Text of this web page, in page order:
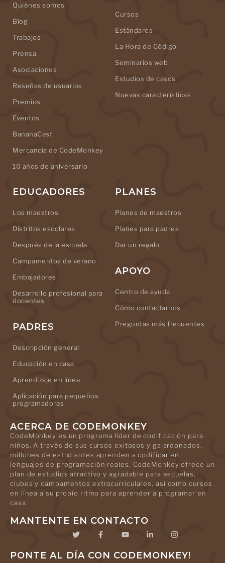
Quiénes somos
Blog
Trabajos
Prensa
Asociaciones
Reseñas de usuarios
Premios
Eventos
BananaCast
Mercancía de CodeMonkey
10 años de aniversario
Cursos
Estándares
La Hora de Código
Seminarios web
Estudios de casos
Nuevas características
EDUCADORES
Los maestros
Distritos escolares
Después de la escuela
Campamentos de verano
Embajadores
Desarrollo profesional para
docentes
PADRES
Descripción general
Educación en casa
Aprendizaje en línea
Aplicación para pequeños
programadores
PLANES
Planes de maestros
Planes para padres
Dar un regalo
APOYO
Centro de ayuda
Cómo contactarnos
Preguntas más frecuentes
ACERCA DE CODEMONKEY
CodeMonkey es un programa líder de codificación para
niños. A través de sus cursos exitosos y galardonados,
millones de estudiantes aprenden a codificar en
lenguajes de programación reales. CodeMonkey ofrece un
plan de estudios atractivo y agradable para escuelas,
clubes y campamentos extracurriculares, así como cursos
en línea a su propio ritmo para aprender a programar en
casa.
MANTENTE EN CONTACTO
PONTE AL DÍA CON CODEMONKEY!